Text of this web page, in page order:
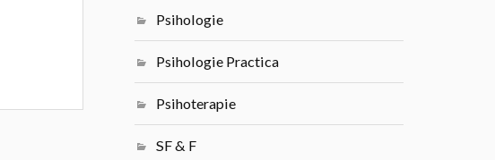
Psihologie
Psihologie Practica
Psihoterapie
SF & F